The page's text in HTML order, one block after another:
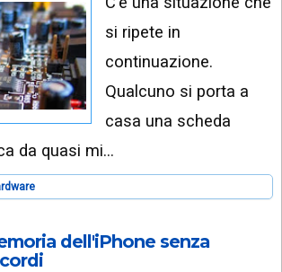
si ripete in
continuazione.
Qualcuno si porta a
casa una scheda
da quasi mi…
dell'iPhone senza